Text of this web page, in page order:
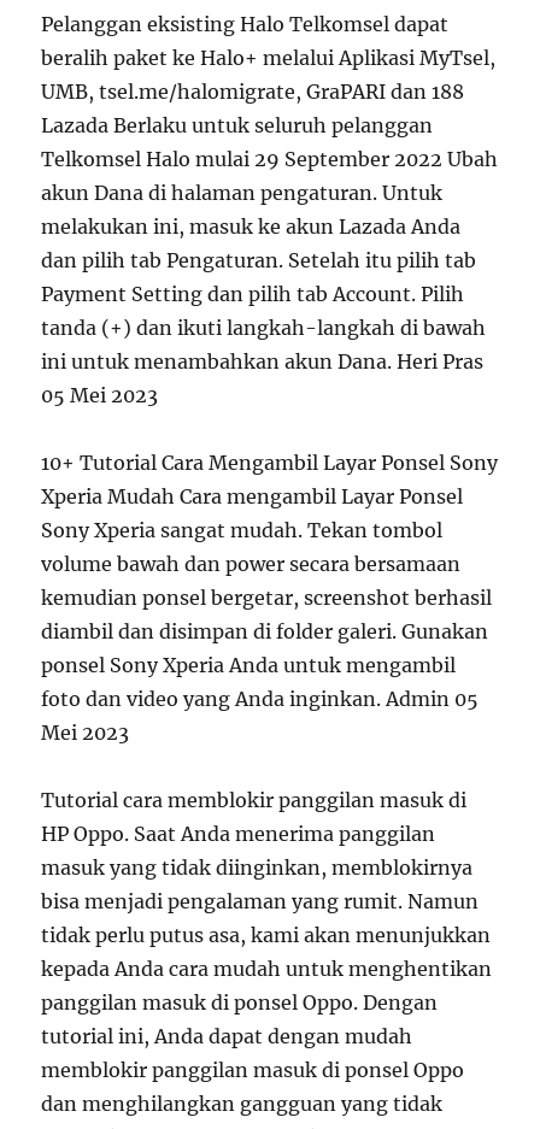
Pelanggan eksisting Halo Telkomsel dapat
beralih paket ke Halo+ melalui Aplikasi MyTsel,
UMB, tsel.me/halomigrate, GraPARI dan 188
Lazada Berlaku untuk seluruh pelanggan
Telkomsel Halo mulai 29 September 2022 Ubah
akun Dana di halaman pengaturan. Untuk
melakukan ini, masuk ke akun Lazada Anda
dan pilih tab Pengaturan. Setelah itu pilih tab
Payment Setting dan pilih tab Account. Pilih
tanda (+) dan ikuti langkah-langkah di bawah
ini untuk menambahkan akun Dana. Heri Pras
05 Mei 2023
10+ Tutorial Cara Mengambil Layar Ponsel Sony
Xperia Mudah Cara mengambil Layar Ponsel
Sony Xperia sangat mudah. Tekan tombol
volume bawah dan power secara bersamaan
kemudian ponsel bergetar, screenshot berhasil
diambil dan disimpan di folder galeri. Gunakan
ponsel Sony Xperia Anda untuk mengambil
foto dan video yang Anda inginkan. Admin 05
Mei 2023
Tutorial cara memblokir panggilan masuk di
HP Oppo. Saat Anda menerima panggilan
masuk yang tidak diinginkan, memblokirnya
bisa menjadi pengalaman yang rumit. Namun
tidak perlu putus asa, kami akan menunjukkan
kepada Anda cara mudah untuk menghentikan
panggilan masuk di ponsel Oppo. Dengan
tutorial ini, Anda dapat dengan mudah
memblokir panggilan masuk di ponsel Oppo
dan menghilangkan gangguan yang tidak